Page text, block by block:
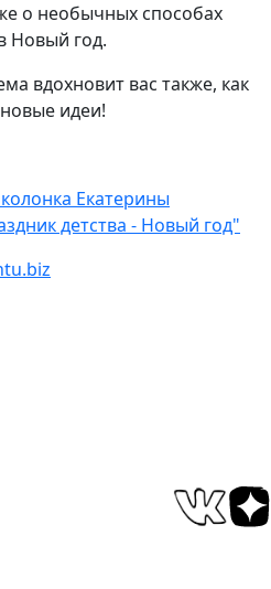
о необычных способах
Новый год.
вдохновит вас также, как
идеи!
Екатерины
детства - Новый год"